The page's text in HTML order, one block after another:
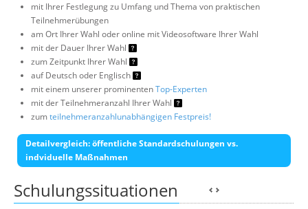
mit Ihrer Festlegung zu Umfang und Thema von praktischen
Teilnehmerübungen
am Ort Ihrer Wahl oder online mit Videosoftware Ihrer Wahl
mit der Dauer Ihrer Wahl
zum Zeitpunkt Ihrer Wahl
auf Deutsch oder Englisch
mit einem unserer prominentenTop-Experten
mit der Teilnehmeranzahl Ihrer Wahl
zumteilnehmeranzahlunabhängigen Festpreis!
Detailvergleich: öffentliche Standardschulungen vs.
indviduelle Maßnahmen
Schulungssituationen